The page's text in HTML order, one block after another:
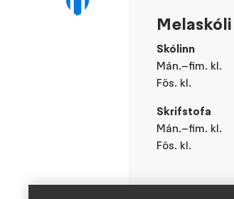
Melaskóli
Skólinn
Mán.–fim. kl.
Fös. kl.
Skrifstofa
Mán.–fim. kl.
Fös. kl.